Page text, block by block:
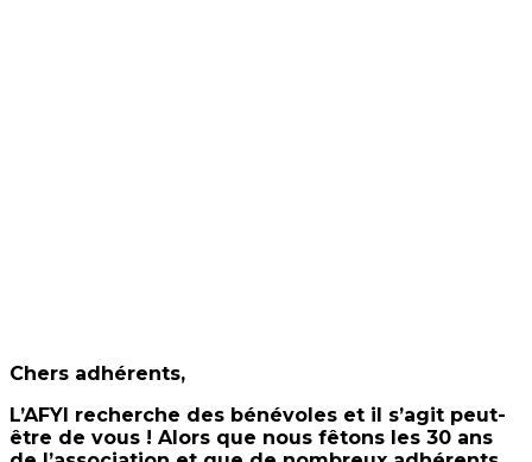
Chers adhérents,
L’AFYI recherche des bénévoles et il s’agit peut-
être de vous ! Alors que nous fêtons les 30 ans